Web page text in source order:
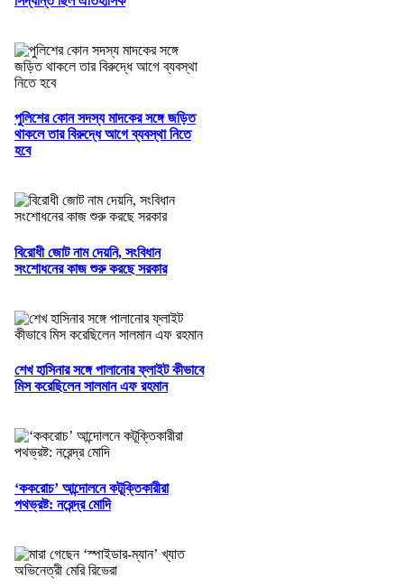
পুলিশের কোন সদস্য মাদকের সঙ্গে জড়িত
থাকলে তার বিরুদ্ধে আগে ব্যবস্থা নিতে
হবে
বিরোধী জোট নাম দেয়নি, সংবিধান
সংশোধনের কাজ শুরু করছে সরকার
শেখ হাসিনার সঙ্গে পালানোর ফ্লাইট কীভাবে
মিস করেছিলেন সালমান এফ রহমান
‘ককরোচ’ আন্দোলনে কটূক্তিকারীরা
পথভ্রষ্ট: নরেন্দ্র মোদি